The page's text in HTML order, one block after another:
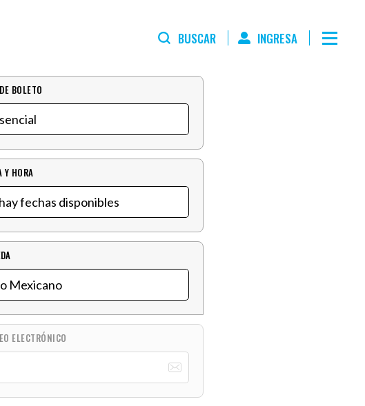
BUSCAR INGRESA
BOLETO
Y HORA
ELECTRÓNICO